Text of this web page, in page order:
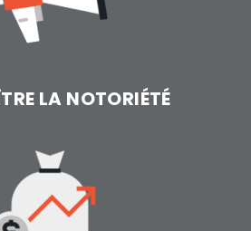
LA NOTORIÉTÉ